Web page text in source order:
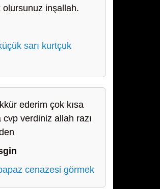
olursunuz inşallah.
sarı kurtçuk
ederim çok kısa
cvp verdiniz allah razı
cenazesi görmek